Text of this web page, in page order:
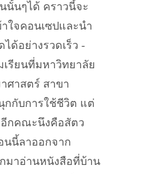
นั้นๆได้ คราวนี้จะ
ใจคอนเซปและนำ
ด้อย่างรวดเร็ว -
เรียนที่มหาวิทยาลัย
ศาสตร์ สาขา
กกับการใช้ชีวิต แต่
อีกคณะนึงคือสัตว
นนี้ลาออกจาก
มาอ่านหนังสือที่บ้าน